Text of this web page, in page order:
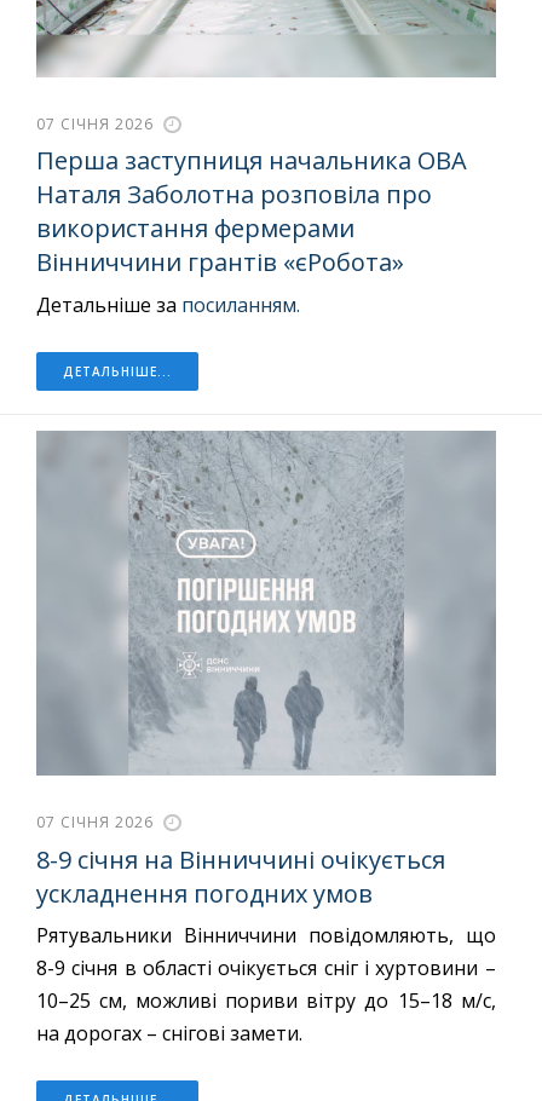
07 СІЧНЯ 2026
Перша заступниця начальника ОВА
Наталя Заболотна розповіла про
використання фермерами
Вінниччини грантів «єРобота»
Детальніше за посиланням.
ДЕТАЛЬНІШЕ...
07 СІЧНЯ 2026
8-9 січня на Вінниччині очікується
ускладнення погодних умов
Рятувальники Вінниччини повідомляють, що
8-9 січня в області очікується сніг і хуртовини –
10–25 см, можливі пориви вітру до 15–18 м/с,
на дорогах – снігові замети.